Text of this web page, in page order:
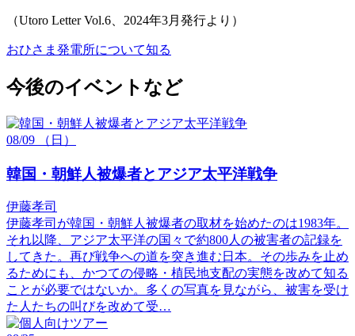
（Utoro Letter Vol.6、2024年3月発行より）
おひさま発電所について知る
今後のイベントなど
08/09 （日）
韓国・朝鮮人被爆者とアジア太平洋戦争
伊藤孝司
伊藤孝司が韓国・朝鮮人被爆者の取材を始めたのは1983年。
それ以降、アジア太平洋の国々で約800人の被害者の記録を
してきた。再び戦争への道を突き進む日本。その歩みを止め
るためにも、かつての侵略・植民地支配の実態を改めて知る
ことが必要ではないか。多くの写真を見ながら、被害を受け
た人たちの叫びを改めて受…